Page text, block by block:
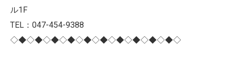
ル1F
TEL：047-454-9388
◇◆◇◆◇◆◇◆◇◆◇◆◇◆◇◆◇◆◇◆◇